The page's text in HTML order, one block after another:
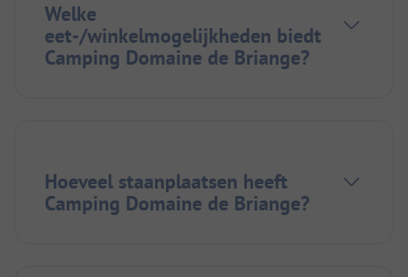
Welke
eet-/winkelmogelijkheden biedt
Camping Domaine de Briange?
Hoeveel staanplaatsen heeft
Camping Domaine de Briange?